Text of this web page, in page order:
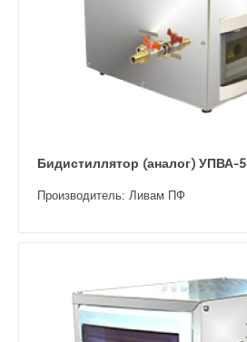
Бидистиллятор (аналог) УПВА-5
Производитель: Ливам ПФ